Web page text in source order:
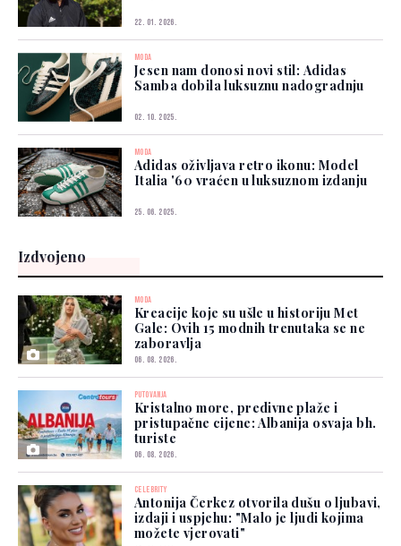
22. 01. 2026.
MODA
Jesen nam donosi novi stil: Adidas
Samba dobila luksuznu nadogradnju
02. 10. 2025.
MODA
Adidas oživljava retro ikonu: Model
Italia '60 vraćen u luksuznom izdanju
25. 06. 2025.
Izdvojeno
MODA
Kreacije koje su ušle u historiju Met
Gale: Ovih 15 modnih trenutaka se ne
zaboravlja
06. 08. 2026.
PUTOVANJA
Kristalno more, predivne plaže i
pristupačne cijene: Albanija osvaja bh.
turiste
06. 08. 2026.
CELEBRITY
Antonija Čerkez otvorila dušu o ljubavi,
izdaji i uspjehu: "Malo je ljudi kojima
možete vjerovati"